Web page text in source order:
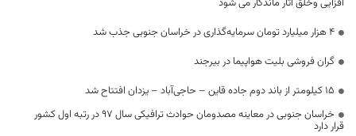
افزایی وخلق آثار ماندگار می شود
۴ هزار میلیارد تومان سرمایه‌گذاری در خراسان جنوبی جذب شد
گران فروشی بلیت هواپیما در بیرجند
۱۵ کیلومتر از باند دوم جاده قاین – حاجی‌آباد – یزدان افتتاح شد
خراسان جنوبی در معاینه مصدومان حوادث ترافیکی سال ۹۷ در رتبه اول کشور
قرار دارد